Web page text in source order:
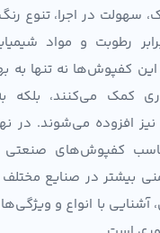
سهولت در اجرا، تنوع
رطوبت و مواد
کفپوش‌ها نه تنها به
کمک می‌کنند، بلکه
افزوده می‌شوند. در
کفپوش‌های صنعتی
بیشتر در صنایع
آشنایی با انواع و